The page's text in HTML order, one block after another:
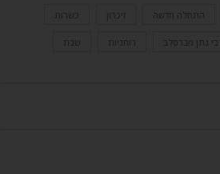
התחלה חדשה זיכרון כשרות
רבי נתן מברסלב רוחניות שבת